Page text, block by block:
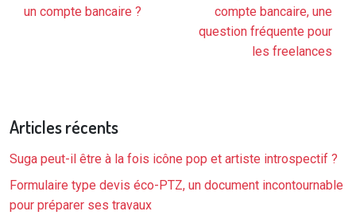
un compte bancaire ?
compte bancaire, une
question fréquente pour
les freelances
Articles récents
Suga peut-il être à la fois icône pop et artiste introspectif ?
Formulaire type devis éco-PTZ, un document incontournable
pour préparer ses travaux